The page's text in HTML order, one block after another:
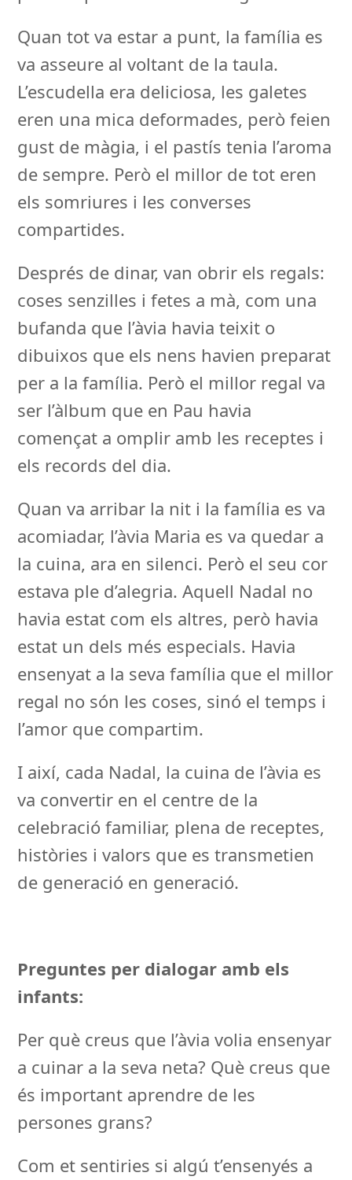
Quan tot va estar a punt, la família es
va asseure al voltant de la taula.
L’escudella era deliciosa, les galetes
eren una mica deformades, però feien
gust de màgia, i el pastís tenia l’aroma
de sempre. Però el millor de tot eren
els somriures i les converses
compartides.
Després de dinar, van obrir els regals:
coses senzilles i fetes a mà, com una
bufanda que l’àvia havia teixit o
dibuixos que els nens havien preparat
per a la família. Però el millor regal va
ser l’àlbum que en Pau havia
començat a omplir amb les receptes i
els records del dia.
Quan va arribar la nit i la família es va
acomiadar, l’àvia Maria es va quedar a
la cuina, ara en silenci. Però el seu cor
estava ple d’alegria. Aquell Nadal no
havia estat com els altres, però havia
estat un dels més especials. Havia
ensenyat a la seva família que el millor
regal no són les coses, sinó el temps i
l’amor que compartim.
I així, cada Nadal, la cuina de l’àvia es
va convertir en el centre de la
celebració familiar, plena de receptes,
històries i valors que es transmetien
de generació en generació.
Preguntes per dialogar amb els
infants:
Per què creus que l’àvia volia ensenyar
a cuinar a la seva neta? Què creus que
és important aprendre de les
persones grans?
Com et sentiries si algú t’ensenyés a